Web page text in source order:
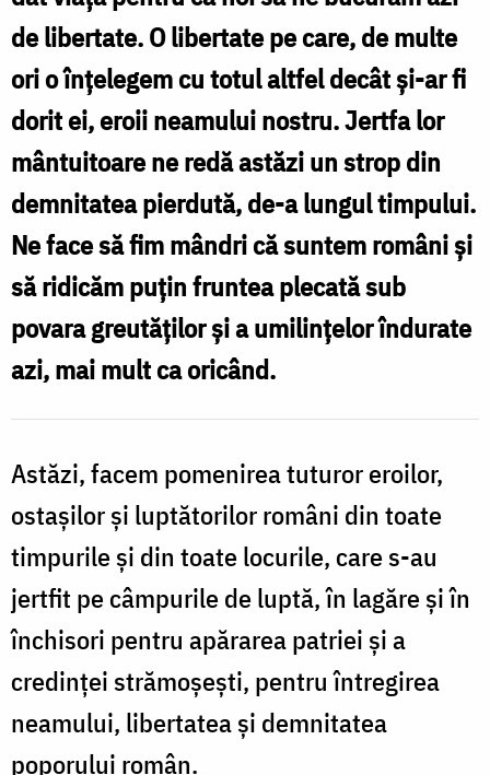
de libertate. O libertate pe care, de multe
ori o înţelegem cu totul altfel decât şi-ar fi
dorit ei, eroii neamului nostru. Jertfa lor
mântuitoare ne redă astăzi un strop din
demnitatea pierdută, de-a lungul timpului.
Ne face să fim mândri că suntem români şi
să ridicăm puţin fruntea plecată sub
povara greutăţilor şi a umilinţelor îndurate
azi, mai mult ca oricând.
Astăzi, facem pomenirea tuturor eroilor,
ostaşilor şi luptătorilor români din toate
timpurile şi din toate locurile, care s-au
jertfit pe câmpurile de luptă, în lagăre şi în
închisori pentru apărarea patriei şi a
credinţei strămoşeşti, pentru întregirea
neamului, libertatea şi demnitatea
poporului român.